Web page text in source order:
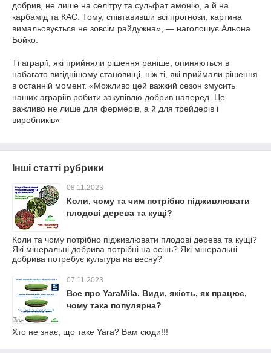
добрив, не лише на селітру та сульфат амонію, а й на
карбамід та КАС. Тому, співтавивши всі прогнози, картина
вимальовується не зовсім райдужна», — наголошує Альона
Бойко.
Ті аграрії, які прийняли рішення раніше, опиняються в
набагато вигіднішому становищі, ніж ті, які приймали рішення
в останній момент. «Можливо цей важкий сезон змусить
наших аграріїв робити закупівлю добрив наперед. Це
важливо не лише для фермерів, а й для трейдерів і
виробників»
Інші статті рубрики
08.11.2023
Коли, чому та чим потрібно підживлювати
плодові дерева та кущі?
Коли та чому потрібно підживлювати плодові дерева та кущі?
Які мінеральні добрива потрібні на осінь? Які мінеральні
добрива потребує культура на весну?
07.11.2023
Все про YaraMila. Види, якість, як працює,
чому така популярна?
Хто не знає, що таке Yara? Вам сюди!!!